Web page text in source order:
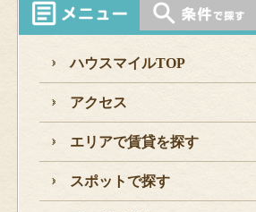
ハウスマイルTOP
アクセス
エリアで賃貸を探す
スポットで探す